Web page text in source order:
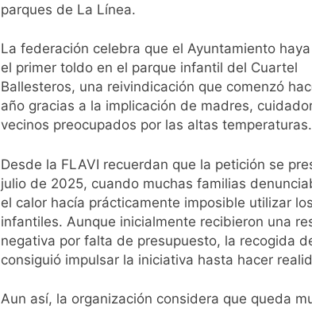
parques de La Línea.
La federación celebra que el Ayuntamiento
el primer toldo en el parque infantil del Cuartel
Ballesteros, una reivindicación que comenzó
año gracias a la implicación de madres,
vecinos preocupados por las altas temperaturas.
Desde la FLAVI recuerdan que la petición se
julio de 2025, cuando muchas familias
el calor hacía prácticamente imposible utilizar
infantiles. Aunque inicialmente recibieron una
negativa por falta de presupuesto, la recogida
consiguió impulsar la iniciativa hasta hacer
Aun así, la organización considera que queda